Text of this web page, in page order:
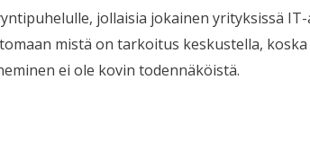
jollaisia jokainen yrityksissä
mistä on tarkoitus keskustella,
ei ole kovin todennäköistä.